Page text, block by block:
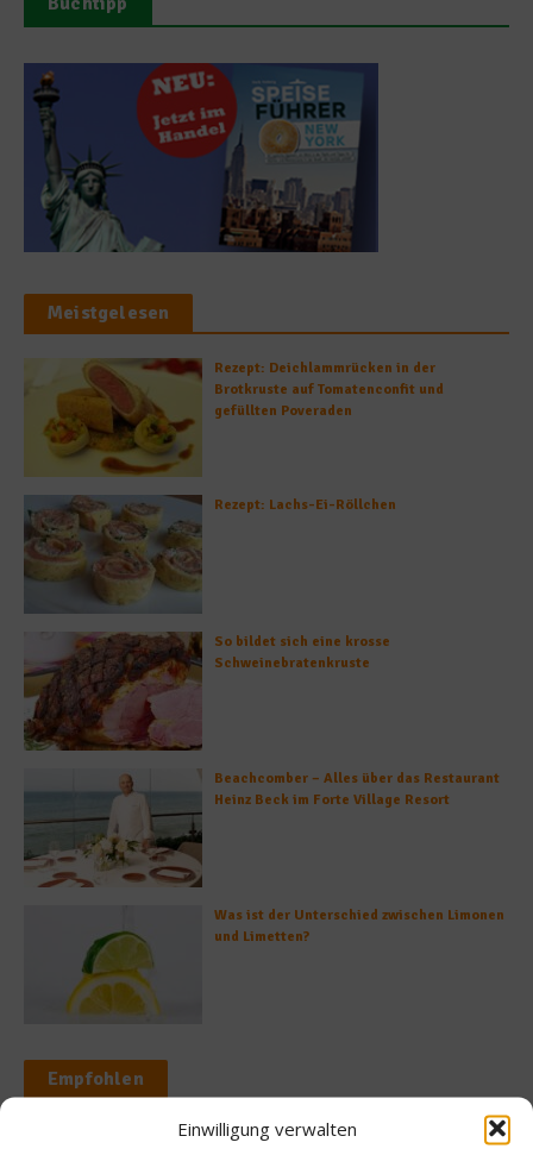
Einwilligung verwalten
Meistgelesen
Rezept: Deichlammrücken in der
Brotkruste auf Tomatenconfit und
gefüllten Poveraden
Rezept: Lachs-Ei-Röllchen
So bildet sich eine krosse
Schweinebratenkruste
Beachcomber – Alles über das Restaurant
Heinz Beck im Forte Village Resort
Was ist der Unterschied zwischen Limonen
und Limetten?
Empfohlen